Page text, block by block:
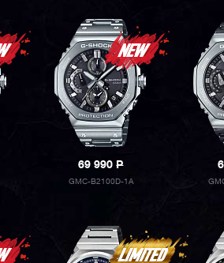
69 990P
GMC-B2100D-1A